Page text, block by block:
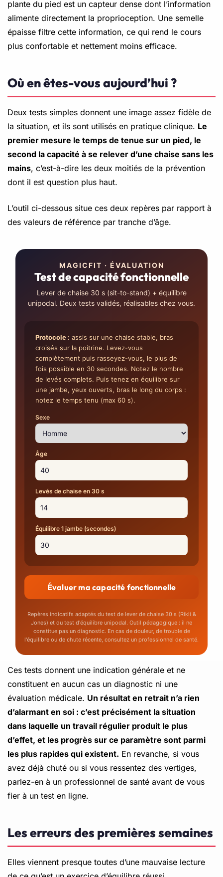
plante du pied est un capteur dense dont l’information
alimente directement la proprioception. Une semelle
épaisse filtre cette information, ce qui rend le cours
plus confortable et nettement moins efficace.
Où en êtes-vous aujourd’hui ?
Deux tests simples donnent une image assez fidèle de
la situation, et ils sont utilisés en pratique clinique. Le
premier mesure le temps de tenue sur un pied, le
second la capacité à se relever d’une chaise sans les
mains, c’est-à-dire les deux moitiés de la prévention
dont il est question plus haut.
L’outil ci-dessous situe ces deux repères par rapport à
des valeurs de référence par tranche d’âge.
MAGICFIT · ÉVALUATION
Test de capacité fonctionnelle
Lever de chaise 30 s (sit-to-stand) + équilibre
unipodal. Deux tests validés, réalisables chez vous.
Protocole : assis sur une chaise stable, bras
croisés sur la poitrine. Levez-vous
complètement puis rasseyez-vous, le plus de
fois possible en 30 secondes. Notez le nombre
de levés complets. Puis tenez en équilibre sur
une jambe, yeux ouverts, bras le long du corps :
notez le temps tenu (max 60 s).
Sexe
Âge
Levés de chaise en 30 s
Équilibre 1 jambe (secondes)
Évaluer ma capacité fonctionnelle
Repères indicatifs adaptés du test de lever de chaise 30 s (Rikli &
Jones) et du test d'équilibre unipodal. Outil pédagogique : il ne
constitue pas un diagnostic. En cas de douleur, de trouble de
l'équilibre ou de chute récente, consultez un professionnel de santé.
Ces tests donnent une indication générale et ne
constituent en aucun cas un diagnostic ni une
évaluation médicale. Un résultat en retrait n’a rien
d’alarmant en soi : c’est précisément la situation
dans laquelle un travail régulier produit le plus
d’effet, et les progrès sur ce paramètre sont parmi
les plus rapides qui existent. En revanche, si vous
avez déjà chuté ou si vous ressentez des vertiges,
parlez-en à un professionnel de santé avant de vous
fier à un test en ligne.
Les erreurs des premières semaines
Elles viennent presque toutes d’une mauvaise lecture